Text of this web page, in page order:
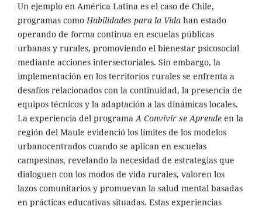
Un ejemplo en América Latina es el caso de Chile,
programas comoHabilidades para la Vida han estado
operando de forma continua en escuelas públicas
urbanas y rurales, promoviendo el bienestar psicosocial
mediante acciones intersectoriales. Sin embargo, la
implementación en los territorios rurales se enfrenta a
desafíos relacionados con la continuidad, la presencia de
equipos técnicos y la adaptación a las dinámicas locales.
La experiencia del programaA Convivir se Aprende en la
región del Maule evidenció los límites de los modelos
urbanocentrados cuando se aplican en escuelas
campesinas, revelando la necesidad de estrategias que
dialoguen con los modos de vida rurales, valoren los
lazos comunitarios y promuevan la salud mental basadas
en prácticas educativas situadas. Estas experiencias